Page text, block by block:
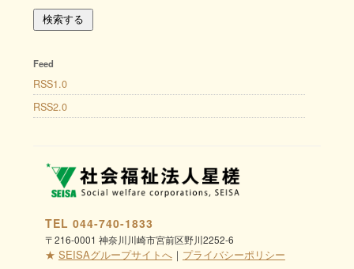
Feed
RSS1.0
RSS2.0
TEL 044-740-1833
〒216-0001 神奈川川崎市宮前区野川2252-6
★ SEISAグループサイトへ｜ プライバシーポリシー